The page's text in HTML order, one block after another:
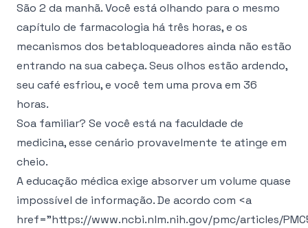
São 2 da manhã. Você está olhando para o mesmo
capítulo de farmacologia há três horas, e os
mecanismos dos betabloqueadores ainda não estão
entrando na sua cabeça. Seus olhos estão ardendo,
seu café esfriou, e você tem uma prova em 36
horas.
Soa familiar? Se você está na faculdade de
medicina, esse cenário provavelmente te atinge em
cheio.
A educação médica exige absorver um volume quase
impossível de informação. De acordo com <a
href="https://www.ncbi.nlm.nih.gov/pmc/articles/